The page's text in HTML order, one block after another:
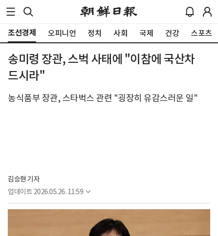
조선경제 오피니언 정치 사회 국제 건강 스포츠
송미령 장관, 스벅 사태에 "이참에 국산차
드시라"
농식품부 장관, 스타벅스 관련 "굉장히 유감스러운 일"
김승현 기자
업데이트 2026.05.26. 11:59